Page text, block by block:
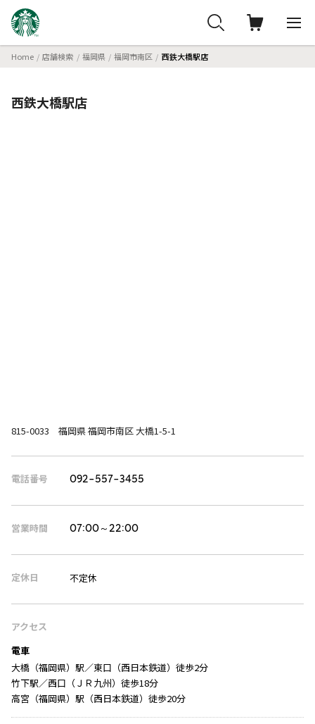
Home 店舗検索 福岡県 福岡市南区 西鉄大橋駅店
西鉄大橋駅店
815-0033 福岡県 福岡市南区 大橋1-5-1
電話番号 092-557-3455
営業時間 07:00～22:00
定休日 不定休
アクセス
電車
大橋（福岡県）駅／東口（西日本鉄道）徒歩2分
竹下駅／西口（ＪＲ九州）徒歩18分
高宮（福岡県）駅（西日本鉄道）徒歩20分